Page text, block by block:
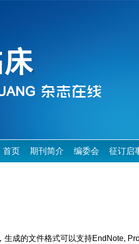
首页 期刊简介 编委会 征订启
成的文件格式可以支持EndNote,